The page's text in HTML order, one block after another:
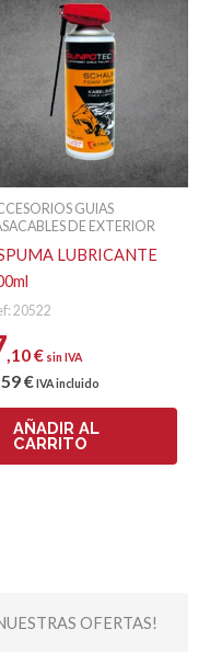
GUIAS
DE EXTERIOR
LUBRICANTE
20522
,10€ sin IVA
€ IVA incluido
AÑADIR AL
CARRITO
OFERTAS!